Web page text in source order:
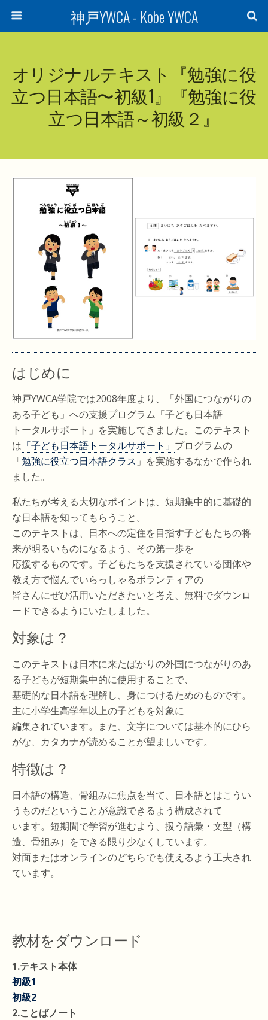
神戸YWCA - Kobe YWCA
オリジナルテキスト『勉強に役
立つ日本語〜初級1』『勉強に役
立つ日本語～初級２』
はじめに
神戸YWCA学院では2008年度より、「外国につながりの
ある子ども」への支援プログラム「子ども日本語
トータルサポート」を実施してきました。このテキスト
は 「子ども日本語トータルサポート」 プログラムの
「勉強に役立つ日本語クラス 」を実施するなかで作られ
ました。
私たちが考える大切なポイントは、短期集中的に基礎的
な日本語を知ってもらうこと。
このテキストは、日本への定住を目指す子どもたちの将
来が明るいものになるよう、その第一歩を
応援するものです。子どもたちを支援されている団体や
教え方で悩んでいらっしゃるボランティアの
皆さんにぜひ活用いただきたいと考え、無料でダウンロ
ードできるようにいたしました。
対象は？
このテキストは日本に来たばかりの外国につながりのあ
る子どもが短期集中的に使用することで、
基礎的な日本語を理解し、身につけるためのものです。
主に小学生高学年以上の子どもを対象に
編集されています。また、文字については基本的にひら
がな、カタカナが読めることが望ましいです。
特徴は？
日本語の構造、骨組みに焦点を当て、日本語とはこうい
うものだということが意識できるよう構成されて
います。短期間で学習が進むよう、扱う語彙・文型（構
造、骨組み）をできる限り少なくしています。
対面またはオンラインのどちらでも使えるよう工夫され
ています。
教材をダウンロード
1.テキスト本体
初級1
初級2
2.ことばノート